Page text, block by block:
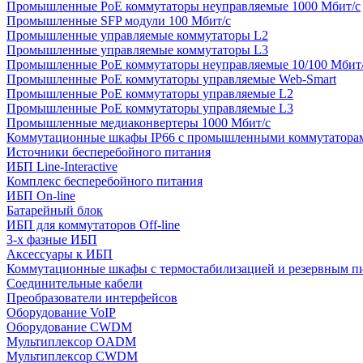
Промышленные PoE коммутаторы неуправляемые 1000 Мбит/с
Промышленные SFP модули 100 Мбит/c
Промышленные управляемые коммутаторы L2
Промышленные управляемые коммутаторы L3
Промышленные PoE коммутаторы неуправляемые 10/100
Промышленные PoE коммутаторы управляемые Web-Smart
Промышленные PoE коммутаторы управляемые L2
Промышленные PoE коммутаторы управляемые L3
Промышленные медиаконвертеры 1000 Мбит/с
Коммутационные шкафы IP66 c промышленными
Источники бесперебойного питания
ИБП Line-Interactive
Комплекс бесперебойного питания
ИБП On-line
Батарейный блок
ИБП для коммутаторов Off-line
3-х фазные ИБП
Аксессуары к ИБП
Коммутационные шкафы с термостабилизацией и резервным
Соединительные кабели
Преобразователи интерфейсов
Оборудование VoIP
Оборудование CWDM
Мультиплекcор OADM
Мультиплексор CWDM